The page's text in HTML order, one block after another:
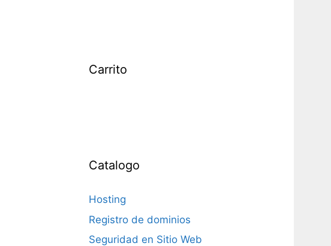
Carrito
Catalogo
Hosting
Registro de dominios
Seguridad en Sitio Web